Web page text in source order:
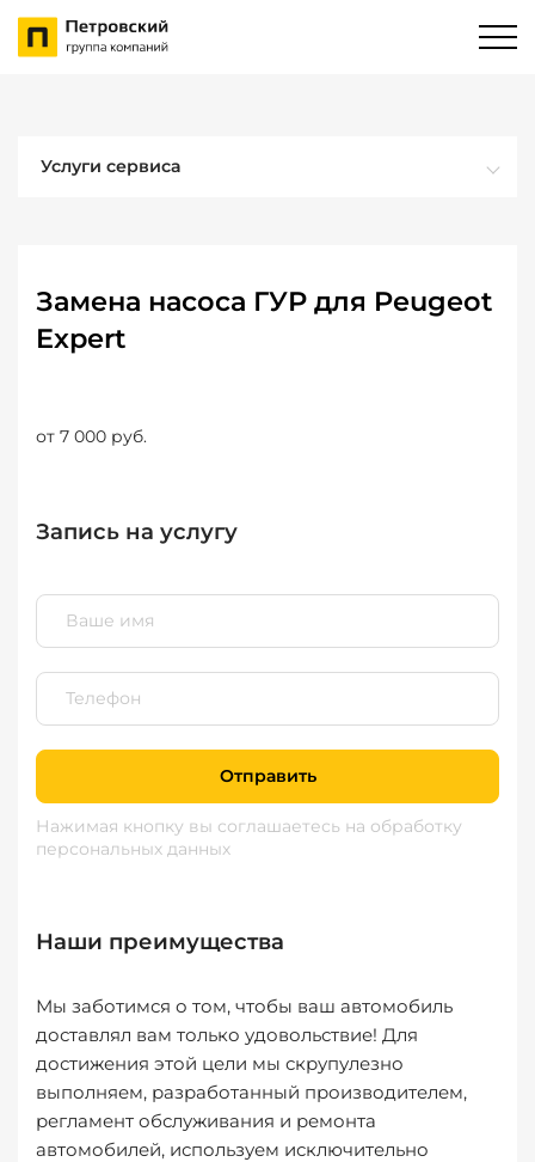
Услуги сервиса
Замена насоса ГУР для Peugeot
Expert
от 7 000 руб.
Запись на услугу
Отправить
Нажимая кнопку вы соглашаетесь на обработку
персональных данных
Наши преимущества
Мы заботимся о том, чтобы ваш автомобиль
доставлял вам только удовольствие! Для
достижения этой цели мы скрупулезно
выполняем, разработанный производителем,
регламент обслуживания и ремонта
автомобилей, используем исключительно